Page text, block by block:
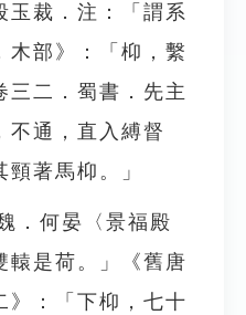
玉裁．注：「謂系
木部》：「枊，繫
三二．蜀書．先主
不通，直入縛督
著馬枊。」
．何晏〈景福殿
轅是荷。」《舊唐
》：「下枊，七十